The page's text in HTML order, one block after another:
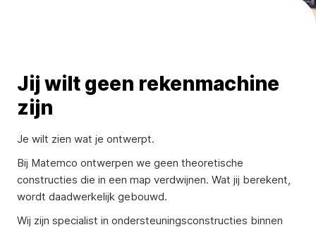
Jij wilt geen rekenmachine
zijn
Je wilt zien wat je ontwerpt.
Bij Matemco ontwerpen we geen theoretische
constructies die in een map verdwijnen. Wat jij berekent,
wordt daadwerkelijk gebouwd.
Wij zijn specialist in ondersteuningsconstructies binnen